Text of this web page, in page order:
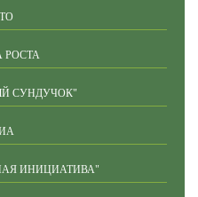
РОСТА
СУНДУЧОК"
ИНИЦИАТИВА"